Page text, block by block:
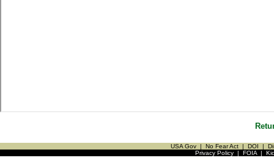
USA Gov | No Fear Act | DOI |
Privacy Policy| FOIA|